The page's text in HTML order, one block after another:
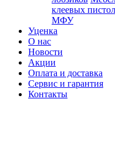
клеевых
МФУ
Уценка
О нас
Новости
Акции
Оплата и доставка
Сервис и гарантия
Контакты